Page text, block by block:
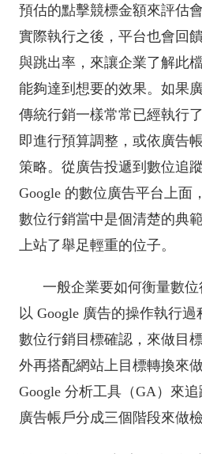
預估的點擊競標金額來評估
實際執行之後，平台也會回
與跳出率，來讓企業了解此
能夠達到想要的效果。如果
傳統行銷一樣常常已經執行
即進行預算調整，或依廣告
策略。從廣告投遞到數位追
Google 的數位廣告平台上面
數位行銷當中是個清楚的典
上站了舉足輕重的位子。
一般企業要如何衡量數位
以 Google 廣告的操作執行
數位行銷目標確認，來做目
外再搭配網站上目標轉換來
Google 分析工具（GA）來
廣告帳戶分成三個階段來做檢